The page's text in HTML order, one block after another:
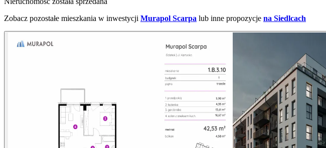
Zobacz pozostałe mieszkania w inwestycji Murapol Scarpa lub inne propozycje na Siedlcach